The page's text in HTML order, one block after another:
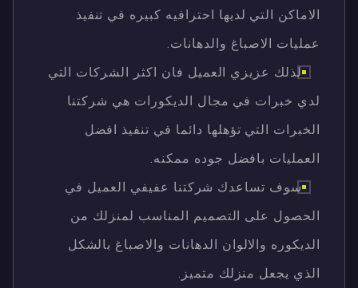
الاماكن التي لديها احترافيه كبيره في تنفيذ
عمليات الاصباغ والدهانات.
لذلك عزيزي العميل فان اكثر الشركات التي
لدي خبرات في مجال الديكورات هي شركتنا
الخبرات التي تؤهلها دائما في تنفيذ افضل
العمليات بافضل جوده ممكنه.
سوف تساعدك شركتنا عفيفي العميل في
الحصول على التصميم المناسب لمنزلك من
الديكوره والالوان الدهانات والاصباغ بالشكل
الذي يجعل منزلك متميز.